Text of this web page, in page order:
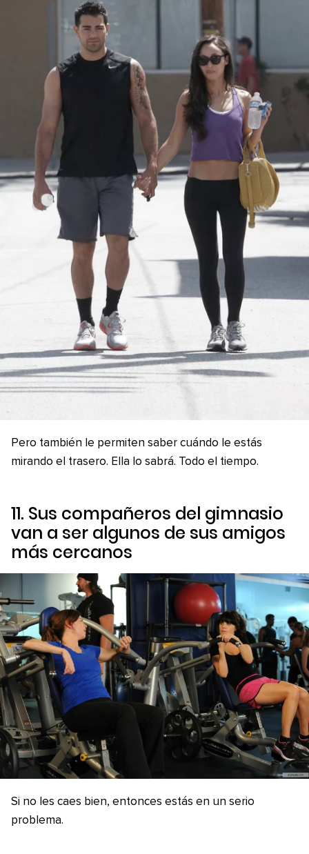
Pero también le permiten saber cuándo le estás
mirando el trasero. Ella lo sabrá. Todo el tiempo.
11. Sus compañeros del gimnasio
van a ser algunos de sus amigos
más cercanos
Si no les caes bien, entonces estás en un serio
problema.